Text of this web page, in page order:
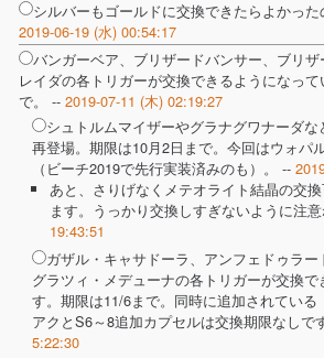
シルバーもゴールドに交換できたらよかっ
2019-06-19 (水) 00:54:17
バンガーベア、ブリザードバンサー、ブリ
レイダの各トリガーが交換できるようになっ
で。 -- 2019-07-11 (木) 02:19:27
シュトルムマイザーやグラナグワナーダ
再登場。期限は10月2日まで。今回はウォパ
（ビーチ2019で先行実装済みのも）。 --
あと、さりげなくメテオライト結晶の交
ます。うっかり交換しすぎないように注
19:43:51
ガザル・キャサドーラ、アンフェドゥラー
グラツィ・メデューナの各トリガーが交換で
す。期限は11/6まで。同時に追加されている
アクとS6～8追加カプセルは交換期限なしで
5:22:30